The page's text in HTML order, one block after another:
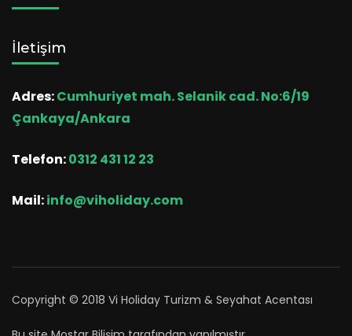
İletişim
Adres:Cumhuriyet mah. Selanik cad. No:6/19
Çankaya/Ankara
Telefon:0312 431 12 23
Mail:info@viholiday.com
Copyright © 2018 Vi Holiday Turizm & Seyahat Acentası